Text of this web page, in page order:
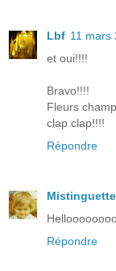
Lbf 11 mars
et oui!!!!
Bravo!!!!
Fleurs
clap clap!!!!
Répondre
Mistinguette
Répondre